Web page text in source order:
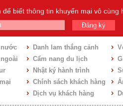
biết thông tin khuyến mại vô cùng
Đăng ký
nước
Danh lam thắng cảnh
Cẩm nang du lịch
Nhật ký hành trình
Chính sách khách hàng
Dịch vụ khách hàng